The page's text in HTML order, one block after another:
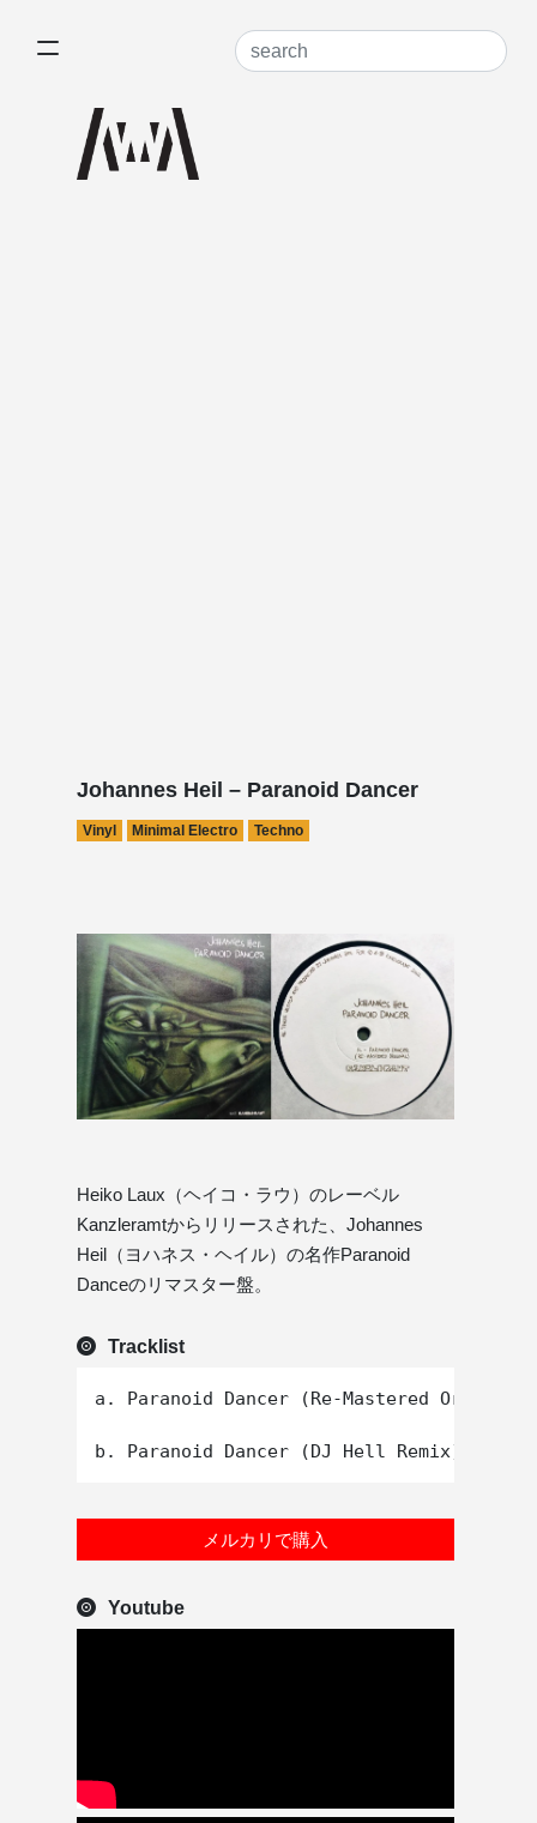
Johannes Heil – Paranoid Dancer
Vinyl Minimal Electro Techno
Heiko Laux（ヘイコ・ラウ）のレーベル
Kanzleramtからリリースされた、Johannes
Heil（ヨハネス・ヘイル）の名作Paranoid
Danceのリマスター盤。
Tracklist
a. Paranoid Dancer (Re-Mastered Original)
メルカリで購入
Youtube